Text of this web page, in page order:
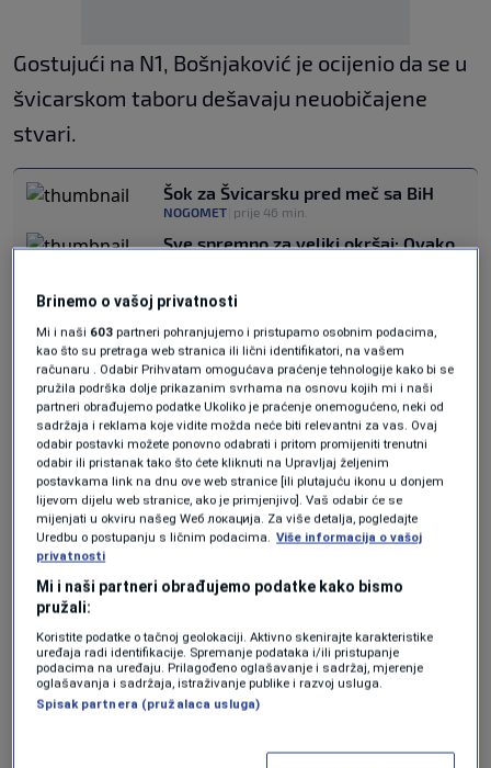
Gostujući na N1, Bošnjaković je ocijenio da se u
švicarskom taboru dešavaju neuobičajene
stvari.
Šok za Švicarsku pred meč sa BiH
NOGOMET prije 46 min.
Sve spremno za veliki okršaj: Ovako
BIH NA MUNDIJALU
Izet Hajrović pred duel odluke: Ova
utakmica može odvesti Bosnu u
nokaut fazu
BIH NA MUNDIJALU | prije 3 h
"Švicarci su poljuljani po
svim temeljima"
Prvi put sam na tom nivou primijetio da
kapiten javno preko medija kritikuje svoje
suigrače. Njihov selektor je također poslao
vrlo oštru poruku igračima. To nije uobičajeno
u trenerskom žargonu i samo pokazuje koliko
Brinemo o vašoj privatnosti
Mi i naši 603 partneri pohranjujemo i pristupamo osobnim podacima,
kao što su pretraga web stranica ili lični identifikatori, na vašem
računaru . Odabir Prihvatam omogućava praćenje tehnologije kako bi se
pružila podrška dolje prikazanim svrhama na osnovu kojih mi i naši
partneri obrađujemo podatke Ukoliko je praćenje onemogućeno, neki od
sadržaja i reklama koje vidite možda neće biti relevantni za vas. Ovaj
odabir postavki možete ponovno odabrati i pritom promijeniti trenutni
odabir ili pristanak tako što ćete kliknuti na Upravljaj željenim
postavkama link na dnu ove web stranice [ili plutajuću ikonu u donjem
lijevom dijelu web stranice, ako je primjenjivo]. Vaš odabir će se
mijenjati u okviru našeg Wеб локација. Za više detalja, pogledajte
Uredbu o postupanju s ličnim podacima. Više informacija o vašoj
privatnosti
Mi i naši partneri obrađujemo podatke kako bismo
pružali:
Koristite podatke o tačnoj geolokaciji. Aktivno skenirajte karakteristike
uređaja radi identifikacije. Spremanje podataka i/ili pristupanje
podacima na uređaju. Prilagođeno oglašavanje i sadržaj, mjerenje
oglašavanja i sadržaja, istraživanje publike i razvoj usluga.
Spisak partnera (pružalaca usluga)